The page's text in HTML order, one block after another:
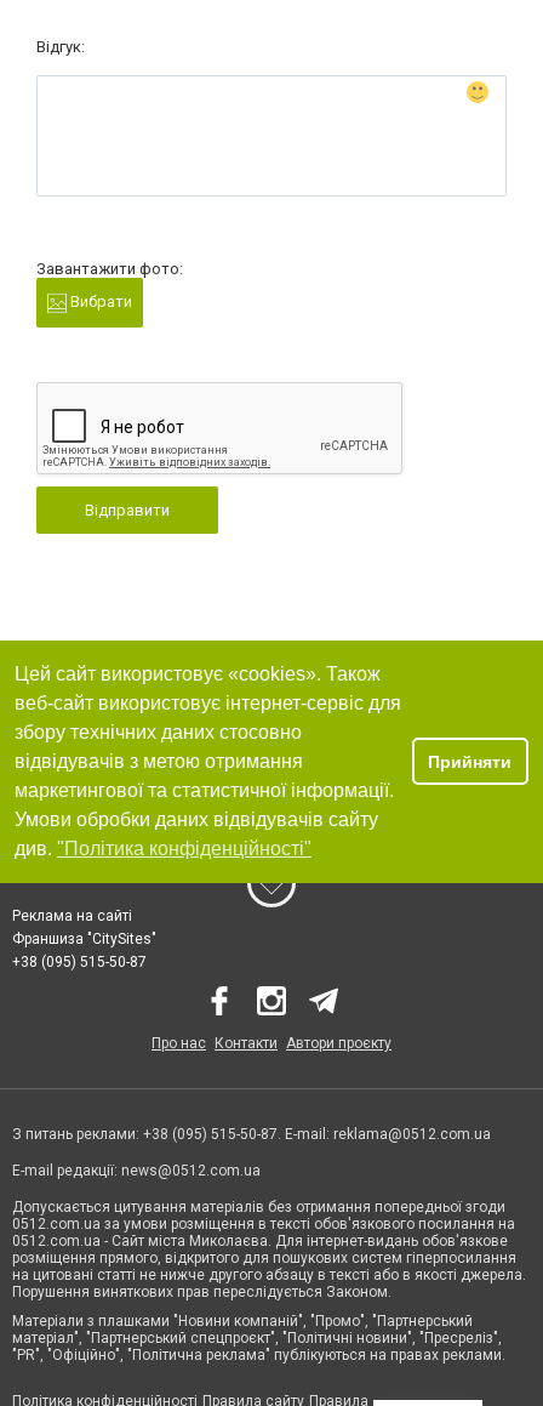
Відгук:
Завантажити фото:
Вибрати
Відправити
Цей сайт використовує «cookies». Також
веб-сайт використовує інтернет-сервіс для
збору технічних даних стосовно
відвідувачів з метою отримання
маркетингової та статистичної інформації.
Умови обробки даних відвідувачів сайту
див. "Політика конфіденційності"
Прийняти
Реклама на сайті
Франшиза "CitySites"
+38 (095) 515-50-87
Про нас Контакти Автори проєкту
З питань реклами: +38 (095) 515-50-87. E-mail: reklama@0512.com.ua
E-mail редакції: news@0512.com.ua
Допускається цитування матеріалів без отримання попередньої згоди
0512.com.ua за умови розміщення в тексті обов'язкового посилання на
0512.com.ua - Сайт міста Миколаєва. Для інтернет-видань обов'язкове
розміщення прямого, відкритого для пошукових систем гіперпосилання
на цитовані статті не нижче другого абзацу в тексті або в якості джерела.
Порушення виняткових прав переслідується Законом.
Матеріали з плашками "Новини компаній", "Промо", "Партнерський
матеріал", "Партнерський спецпроєкт", "Політичні новини", "Пресреліз",
"PR", "Офіційно", "Політична реклама" публікуються на правах реклами.
Політика конфіденційності Правила сайту Правила